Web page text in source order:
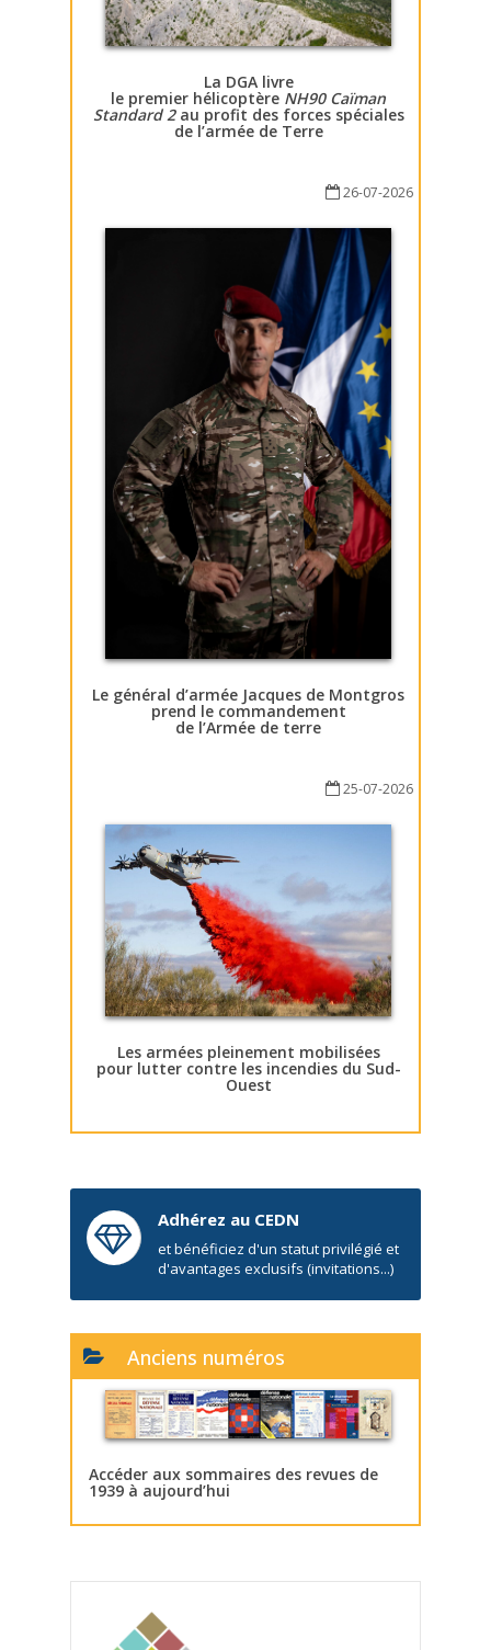
La DGA livre
le premier hélicoptère NH90 Caïman
Standard 2au profit des forces spéciales
de l’armée de Terre
26-07-2026
Le général d’armée Jacques de Montgros
prend le commandement
de l’Armée de terre
25-07-2026
Les armées pleinement mobilisées
pour lutter contre les incendies du Sud-
Ouest
Adhérez au CEDN
et bénéficiez d'un statut privilégié et
d'avantages exclusifs (invitations...)
Anciens numéros
Accéder aux sommaires des revues de
1939 à aujourd’hui